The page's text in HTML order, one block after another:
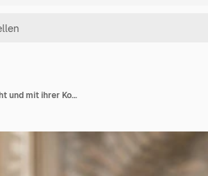
Lächelnde kreative Geschäftsfrau, die Papierkram durchgeht und mit ihrer Kollegin im Büro spricht